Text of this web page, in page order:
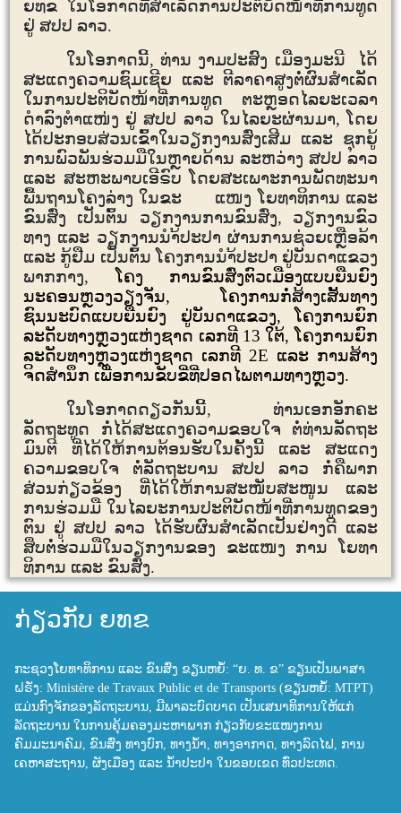
ຍທຂ ໃນໂອກາດທີ່ສໍາເລັດການປະຕິບັດໜ້າທີ່ການທູດ
ຢູ່ ສປປ ລາວ.
ໃນໂອກາດນີ້,ທ່ານ ງາມປະສົງ ເມືອງມະນີ
ໄດ້
ສະແດງຄວາມຊົມເຊີຍ ແລະ ຕີລາຄາສູງຕໍ່ຜົນສໍາເລັດ
ໃນການປະຕິບັດໜ້າທີ່ການທູດ ຕະຫຼອດໄລຍະເວລາ
ດຳລົງຕຳແໜ່ງ ຢູ່ ສປປ ລາວ ໃນໄລຍະຜ່ານມາ,ໂດຍ
ໄດ້ປະກອບສ່ວນເຂົ້າໃນວຽກງານສົ່ງເສີມ ແລະ ຊຸກຍູ້
ການພົວພັນຮ່ວມມືໃນຫຼາຍດ້ານ ລະຫວ່າງ ສປປ ລາວ
ແລະ ສະຫະພາບເອີຣົບ ໂດຍສະເພາະການພັດທະນາ
ພື້ນຖານໂຄງລ່າງ ໃນຂະ ແໜງ ໂຍທາທິການ ແລະ
ຂົນສົ່ງ ເປັນຕົ້ນ ວຽກງານການຂົນສົ່ງ, ວຽກງານຂົວ
ທາງ ແລະ ວຽກງານນຳ້ປະປາ ຜ່ານການຊ່ວຍເຫຼືອລ້າ
ແລະ ກູ້ຢືມ ເປັນຕົ້ນ ໂຄງການນຳ້ປະປາ ຢູ່ບັນດາແຂວງ
ພາກກາງ, ໂຄງ ການຂົນສົ່ງຕົວເມືອງແບບຍືນຍົງ
ນະຄອນຫຼວງວຽງຈັນ, ໂຄງການກໍ່ສ້າງເສັ້ນທາງ
ຊົນນະບົດແບບຍືນຍົງ ຢູ່ບັນດາແຂວງ, ໂຄງການຍົກ
ລະດັບທາງຫຼວງແຫ່ງຊາດ ເລກທີ 13 ໃຕ້, ໂຄງການຍົກ
ລະດັບທາງຫຼວງແຫ່ງຊາດ ເລກທີ 2E ແລະ ການສ້າງ
ຈິດສຳນຶກ ເພື່ອການຂັບຂີ່ທີ່ປອດໄພຕາມທາງຫຼວງ.
ໃນໂອກາດດຽວກັນນີ້, ທ່ານເອກອັກຄະ
ລັດຖະທູດ ກໍ່ໄດ້ສະແດງຄວາມຂອບໃຈ ຕໍ່ທ່ານລັດຖະ
ມົນຕີ ທີ່ໄດ້ໃຫ້ການຕ້ອນຮັບໃນຄັ້ງນີ້ ແລະ ສະແດງ
ຄວາມຂອບໃຈ ຕໍ່ລັດຖະບານ ສປປ ລາວ ກໍ່ຄືພາກ
ສ່ວນກ່ຽວຂ້ອງ ທີ່ໄດ້ໃຫ້ການສະໜັບສະໜູນ ແລະ
ການຮ່ວມມື ໃນໄລຍະການປະຕິບັດໜ້າທີ່ການທູດຂອງ
ຕົນ ຢູ່ ສປປ ລາວ ໄດ້ຮັບຜົນສໍາເລັດເປັນຢ່າງດີ ແລະ
ສຶບຕໍ່ຮ່ວມມືໃນວຽກງານຂອງ ຂະແໜງ ການ ໂຍທາ
ທິການ ແລະ ຂົນສົ່ງ.
ກ່ຽວກັບ ຍທຂ
ກະຊວງໂຍທາທິການ ແລະ ຂົນສົ່ງ ຂຽນຫຍໍ້: “ຍ. ທ. ຂ” ຂຽນເປັນພາສາ
ຝຣັ່ງ: Ministère de Travaux Public et de Transports (ຂຽນຫຍໍ້: MTPT)
ແມ່ນກົງຈັກຂອງລັດຖະບານ, ມີພາລະບົດບາດ ເປັນເສນາທິການໃຫ້ແກ່
ລັດຖະບານ ໃນການຄຸ້ມຄອງມະຫາພາກ ກ່ຽວກັບຂະແໜງການ
ຄົມມະນາຄົມ, ຂົນສົ່ງ ທາງບົກ, ທາງນ້ຳ, ທາງອາກາດ, ທາງລົດໄຟ, ການ
ເຄຫາສະຖານ, ຜັງເມືອງ ແລະ ນ້ຳປະປາ ໃນຂອບເຂດ ທົ່ວປະເທດ.